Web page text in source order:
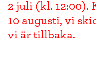
2 juli (kl. 12:00).
10 augusti, vi
vi är tillbaka.